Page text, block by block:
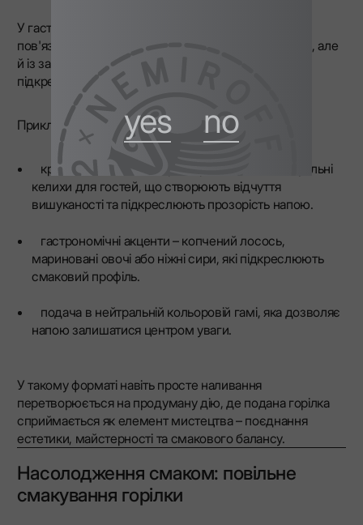
yes no
У гастрономії найкращий спосіб подавати горілку
пов'язаний не лише з температурою або келихами, але
й із загальною атмосферою, де кожна деталь
підкреслює автентичність і чистоту напою.
Приклади вишуканих стилів подачі включають:
кришталевий декантер з горілкою та індивідуальні
келихи для гостей, що створюють відчуття
вишуканості та підкреслюють прозорість напою.
гастрономічні акценти – копчений лосось,
мариновані овочі або ніжні сири, які підкреслюють
смаковий профіль.
подача в нейтральній кольоровій гамі, яка дозволяє
напою залишатися центром уваги.
У такому форматі навіть просте наливання
перетворюється на продуману дію, де подана горілка
сприймається як елемент мистецтва – поєднання
естетики, майстерності та смакового балансу.
Насолодження смаком: повільне
смакування горілки